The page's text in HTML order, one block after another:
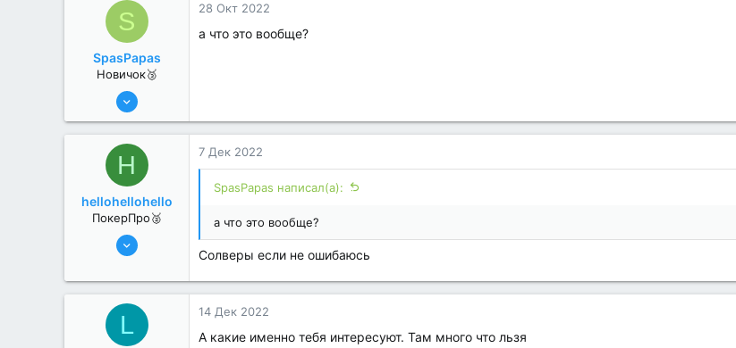
S
SpasPapas
Новичок🥉
27 Окт 2022
0
28 Окт 2022
а что это вообще?
H
hellohellohello
ПокерПро🥈
8 Июн 2022
3
7 Дек 2022
SpasPapas написал(а):
а что это вообще?
Солверы если не ошибаюсь
L 14 Дек 2022
А какие именно тебя интересуют. Там много что льзя